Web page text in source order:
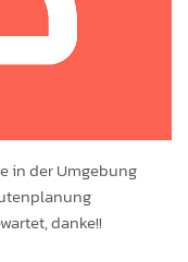
in der Umgebung
danke!!